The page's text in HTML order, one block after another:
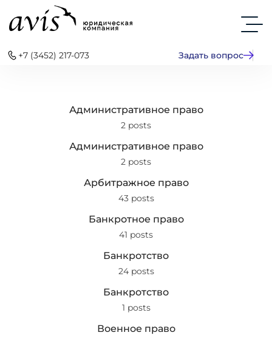
+7 (3452) 217-073 Задать вопрос
Административное право
2 posts
Административное право
2 posts
Арбитражное право
43 posts
Банкротное право
41 posts
Банкротство
24 posts
Банкротство
1 posts
Военное право